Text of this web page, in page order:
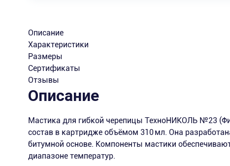
Описание
Характеристики
Размеры
Сертификаты
Отзывы
Описание
Мастика для гибкой черепицы ТехноНИКОЛЬ №23
состав в картридже объёмом 310 мл. Она
битумной основе. Компоненты мастики
диапазоне температур.